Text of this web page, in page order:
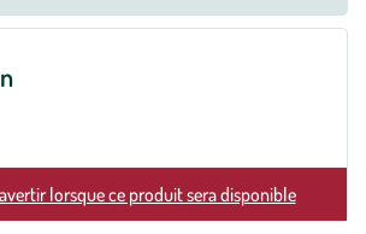
lorsque ce produit sera disponible